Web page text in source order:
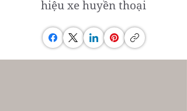
hiệu xe huyền thoại